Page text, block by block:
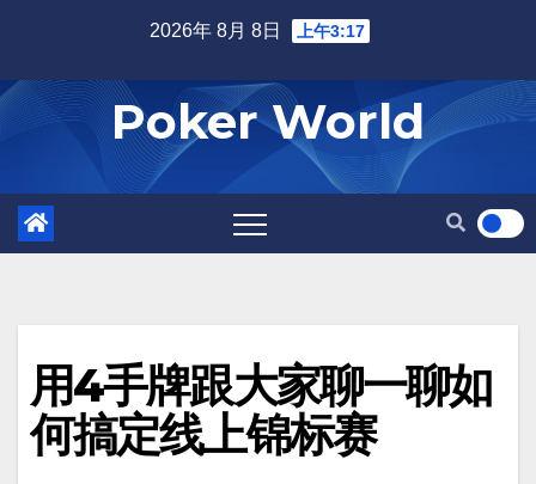
content
2026年 8月 8日 上午3:17
Poker World
用4手牌跟大家聊一聊如
何搞定线上锦标赛